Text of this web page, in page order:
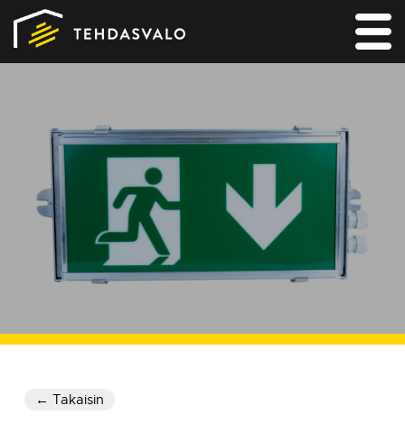
SUUNNITTELIJALLE
REFERENSSIT
YRITYS JA YHTEYS
← Takaisin